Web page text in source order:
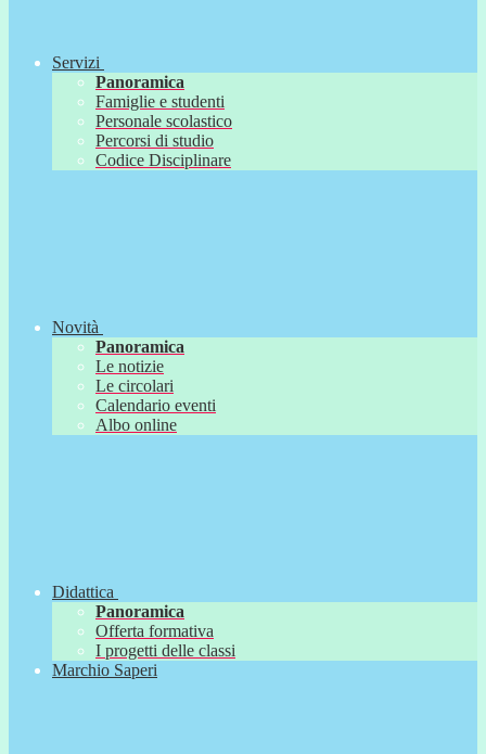
Servizi
Panoramica
Famiglie e studenti
Personale scolastico
Percorsi di studio
Codice Disciplinare
Novità
Panoramica
Le notizie
Le circolari
Calendario eventi
Albo online
Didattica
Panoramica
Offerta formativa
I progetti delle classi
Marchio Saperi